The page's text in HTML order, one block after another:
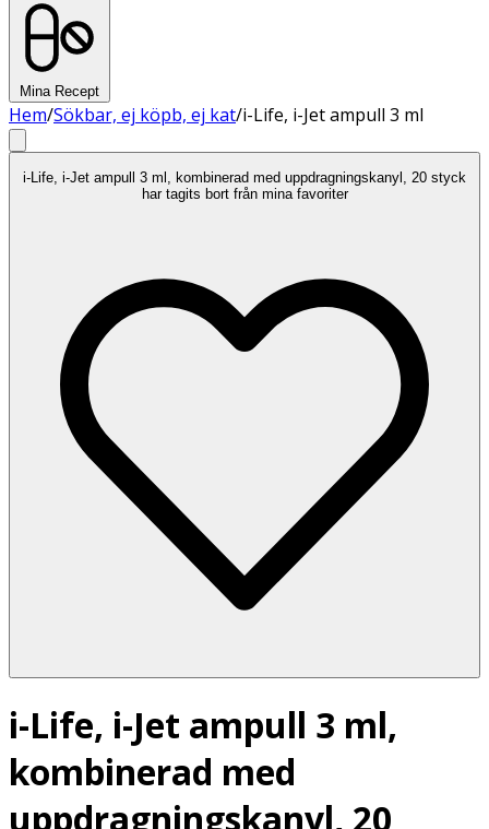
Mina Recept
Hem/Sökbar, ej köpb, ej kat/i-Life, i-Jet ampull 3 ml
i-Life, i-Jet ampull 3 ml, kombinerad med uppdragningskanyl, 20 styck
har tagits bort från mina favoriter
i-Life, i-Jet ampull 3 ml,
kombinerad med
uppdragningskanyl, 20